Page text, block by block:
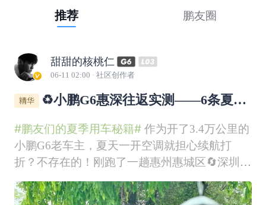
推荐 鹏友圈
甜甜的核桃仁
06-11 02:00 · 社区创作者
♻️小鹏G6惠深往返实测——6条夏季
#鹏友们的夏季用车秘籍#作为开了3.4万公里的
小鹏G6老车主，夏天一开空调就担心续航打
折？不存在的！刚跑了一趟惠州惠城区🔄深圳国
际会展中心往返，实测给大家看看什么叫“反向
虚标”。如图所示，满电WLTP485km出发，跑了